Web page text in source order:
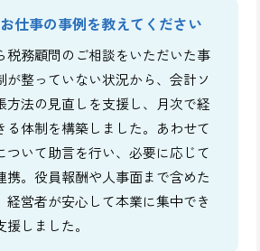
仕事の事例を教えてください
税務顧問のご相談をいただいた事
が整っていない状況から、会計ソ
方法の見直しを支援し、月次で経
る体制を構築しました。あわせて
ついて助言を行い、必要に応じて
携。役員報酬や人事面まで含めた
経営者が安心して本業に集中でき
しました。